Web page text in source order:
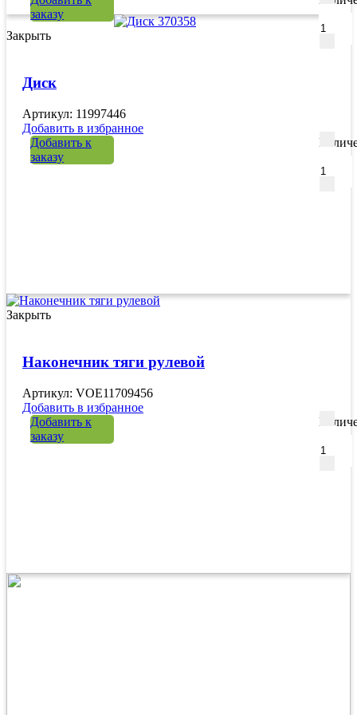
заказу
Закрыть
Диск
Артикул: 11997446
Добавить в избранное
Добавить к
заказу
Закрыть
Наконечник тяги рулевой
Артикул: VOE11709456
Добавить в избранное
Добавить к
заказу